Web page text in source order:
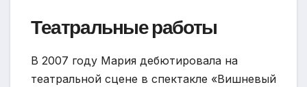
Театральные работы
В 2007 году Мария дебютировала на
театральной сцене в спектакле «Вишневый